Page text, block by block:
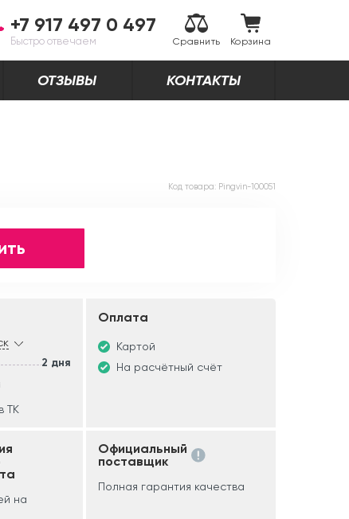
+7 917 497 0 497
Быстро отвечаем Сравнить Корзина
ОТЗЫВЫ КОНТАКТЫ
Код товара: Pingvin-100051
2 дня
ТК
Оплата
Картой
На расчётный счёт
на
Официальный
поставщик
Полная гарантия качества